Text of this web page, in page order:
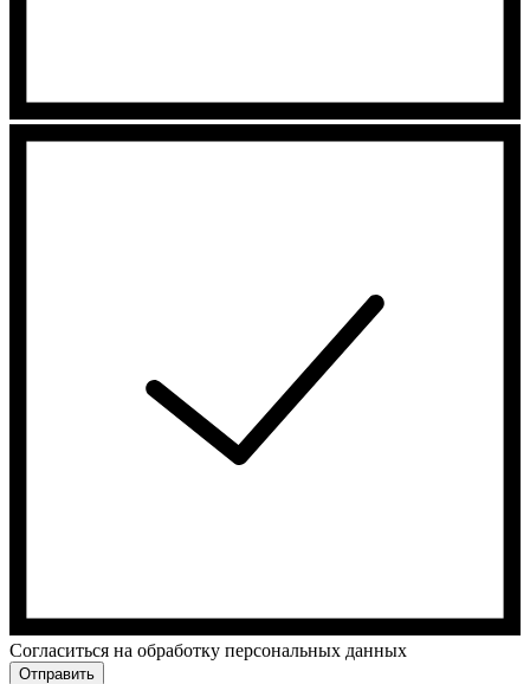
Cогласиться на обработку персональных данных
Отправить